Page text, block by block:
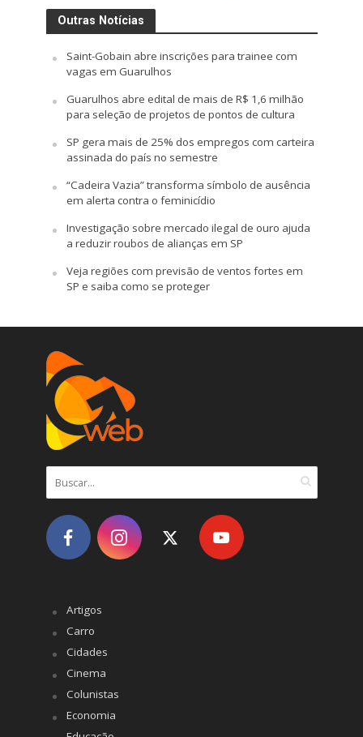
Outras Notícias
Saint-Gobain abre inscrições para trainee com
vagas em Guarulhos
Guarulhos abre edital de mais de R$ 1,6 milhão
para seleção de projetos de pontos de cultura
SP gera mais de 25% dos empregos com carteira
assinada do país no semestre
“Cadeira Vazia” transforma símbolo de ausência
em alerta contra o feminicídio
Investigação sobre mercado ilegal de ouro ajuda
a reduzir roubos de alianças em SP
Veja regiões com previsão de ventos fortes em
SP e saiba como se proteger
Artigos
Carro
Cidades
Cinema
Colunistas
Economia